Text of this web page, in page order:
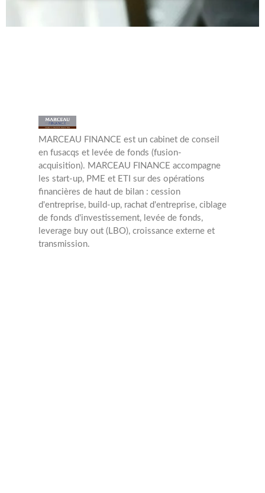
MARCEAU FINANCE est un cabinet de conseil
en fusacqs et levée de fonds (fusion-
acquisition). MARCEAU FINANCE accompagne
les start-up, PME et ETI sur des opérations
financières de haut de bilan : cession
d'entreprise, build-up, rachat d'entreprise, ciblage
de fonds d'investissement, levée de fonds,
leverage buy out (LBO), croissance externe et
transmission.